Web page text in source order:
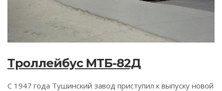
Троллейбус МТБ-82Д
С 1947 года Тушинский завод приступил к выпуску новой